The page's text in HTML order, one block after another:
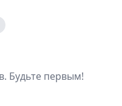
Будьте первым!